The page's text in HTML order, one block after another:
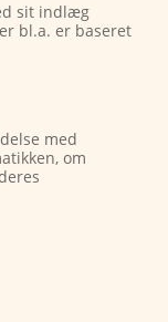
sit indlæg
bl.a. er baseret
med
om